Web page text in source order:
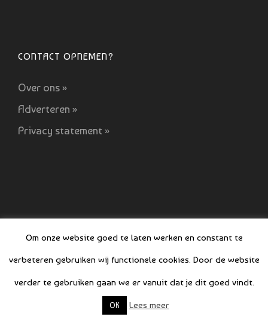
CONTACT OPNEMEN?
Over ons »
Adverteren »
Privacy statement »
© COPYRIGHT BOEFJES 2019-2021
Om onze website goed te laten werken en constant te
verbeteren gebruiken wij functionele cookies. Door de website
verder te gebruiken gaan we er vanuit dat je dit goed vindt.
OK Lees meer